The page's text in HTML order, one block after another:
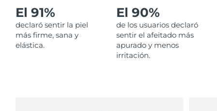
El 91%
declaró sentir la piel
más firme, sana y
elástica.
El 90%
de los usuarios declaró
sentir el afeitado más
apurado y menos
irritación.
Catar
Reunión Entrega prevista14/8/26
Rumanía Entrega prevista